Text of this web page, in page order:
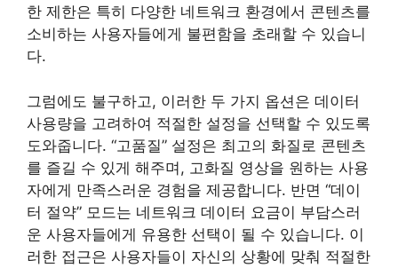
한 제한은 특히 다양한 네트워크 환경에서 콘텐츠를
소비하는 사용자들에게 불편함을 초래할 수 있습니
다.
그럼에도 불구하고, 이러한 두 가지 옵션은 데이터
사용량을 고려하여 적절한 설정을 선택할 수 있도록
도와줍니다. “고품질” 설정은 최고의 화질로 콘텐츠
를 즐길 수 있게 해주며, 고화질 영상을 원하는 사용
자에게 만족스러운 경험을 제공합니다. 반면 “데이
터 절약” 모드는 네트워크 데이터 요금이 부담스러
운 사용자들에게 유용한 선택이 될 수 있습니다. 이
러한 접근은 사용자들이 자신의 상황에 맞춰 적절한